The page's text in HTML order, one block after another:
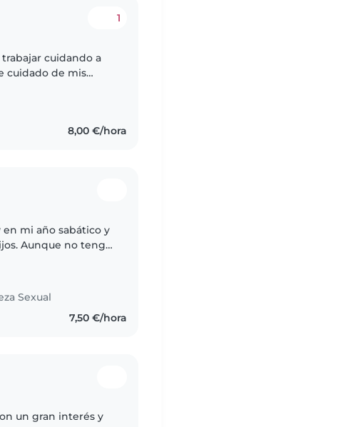
1
cuidando a
cuidado de mis
8,00 €/hora
en mi año sabático y
Aunque no tengo
Sexual
7,50 €/hora
un gran interés y